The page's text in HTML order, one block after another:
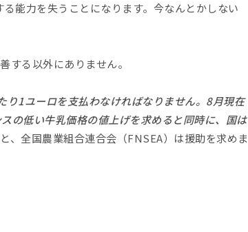
能力を失うことになります。今なんとかしない
する以外にありません。
り1ユーロを支払わなければなりません。8月現在
の低い牛乳価格の値上げを求めると同時に、国は
と、全国農業組合連合会（FNSEA）は援助を求めま